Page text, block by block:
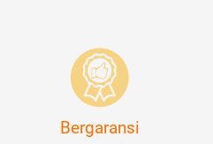
Bergaransi